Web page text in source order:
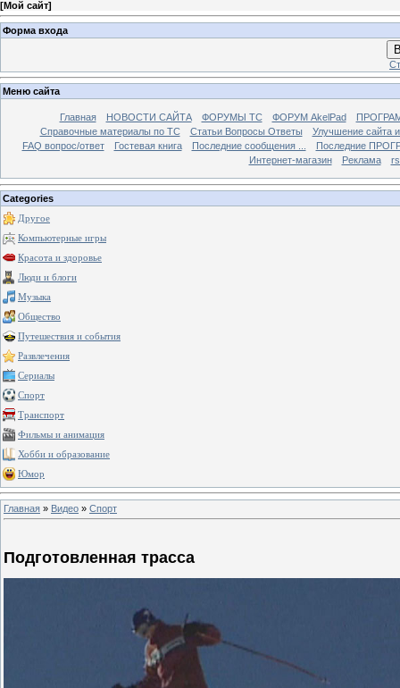
[Мой сайт]
Форма входа
Меню сайта
Главная НОВОСТИ САЙТА ФОРУМЫ TC ФОРУМ AkelPad
Справочные материалы по TС
Статьи Вопросы Ответы
Улучшение сайта
FAQ вопрос/ответ
Гостевая книга Последние сообщения ...
Последние
Интернет-магазин
Реклама
Categories
Другое
Компьютерные игры
Красота и здоровье
Люди и блоги
Музыка
Общество
Путешествия и события
Развлечения
Сериалы
Спорт
Транспорт
Фильмы и анимация
Хобби и образование
Юмор
Главная » Видео » Спорт
Подготовленная трасса